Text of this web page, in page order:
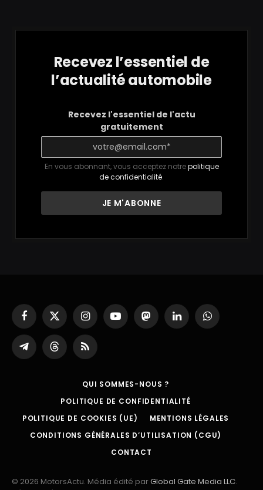
Recevez l’essentiel de
l’actualité automobile
Recevez l'essentiel de l'actu
gratuitement
En vous abonnant, vous acceptez notrepolitique
de confidentialité.
Facebook
X
(Twitter)
InstagramYouTubeMastodonLinkedInWhatsApp
Partager
sur
ThreadsRSS
QUI SOMMES-NOUS ?
POLITIQUE DE CONFIDENTIALITÉ
POLITIQUE DE COOKIES (UE)
MENTIONS LÉGALES
CONDITIONS GÉNÉRALES D’UTILISATION (CGU)
CONTACT
© 2026 MotorsActu. Média édité parGlobal Gate Media LLC.